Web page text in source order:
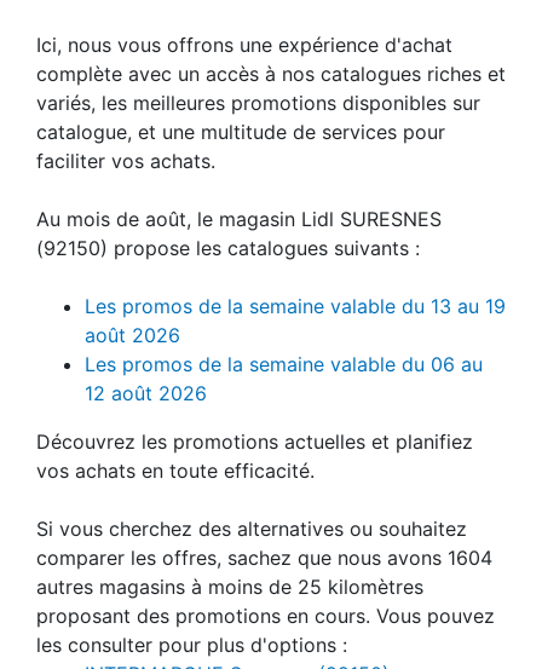
Ici, nous vous offrons une expérience d'achat
complète avec un accès à nos catalogues riches et
variés, les meilleures promotions disponibles sur
catalogue, et une multitude de services pour
faciliter vos achats.
Au mois de août, le magasin Lidl SURESNES
(92150) propose les catalogues suivants :
Les promos de la semaine valable du 13 au 19
août 2026
Les promos de la semaine valable du 06 au
12 août 2026
Découvrez les promotions actuelles et planifiez
vos achats en toute efficacité.
Si vous cherchez des alternatives ou souhaitez
comparer les offres, sachez que nous avons 1604
autres magasins à moins de 25 kilomètres
proposant des promotions en cours. Vous pouvez
les consulter pour plus d'options :